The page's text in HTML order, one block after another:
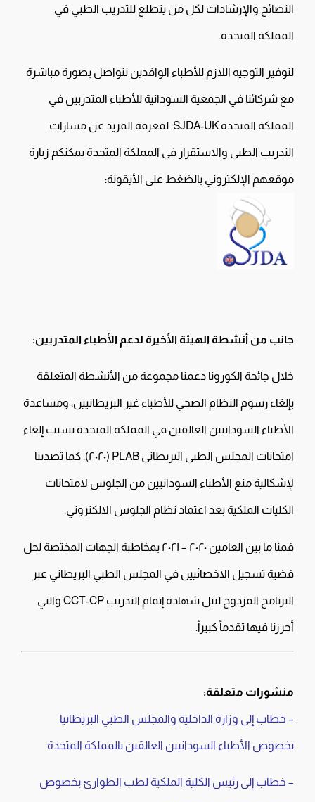
النصائح والإرشادات لكل من يتطلع للتدريب الطبي في
المملكة المتحدة.
لتوفير التوجيه اللازم للأطباء الوافدين نتواصل بصورة مباشرة
مع شركائنا في الجمعية السودانية للأطباء المتدربين في
المملكة المتحدة SJDA-UK. لمعرفة المزيد عن مسارات
التدريب الطبي والاستقرار في المملكة المتحدة يمكنكم زيارة
موقعهم الإلكتروني بالضغط على الأيقونة:
جانب من أنشطة الهيئة الأخيرة لدعم الأطباء المتدربين:
خلال جائحة الكورونا دعمنا مجموعة من الأنشطة المتعلقة
بإلغاء رسوم النظام الصحي للأطباء غير البريطانيين، ومساعدة
الأطباء السودانيين العالقين في المملكة المتحدة بسبب إلغاء
امتحانات المجلس الطبي البريطاني PLAB (٢٠٢٠). كما تصدينا
لإشكالية منع الأطباء السودانيين من الجلوس لامتحانات
الكليات الملكية بعد اعتماد نظام الجلوس الالكتروني.
قمنا ما بين العامين ٢٠٢٠ – ٢٠٢١ بمخاطبة الجهات المختصة لحل
قضية تسجيل الاخصائيين في المجلس الطبي البريطاني عبر
البرنامج المزدوج لنيل شهادة إتمام التدريب CCT-CP والتي
أحرزنا فيها تقدماً كبيراً.
منشورات متعلقة:
– خطاب إلى وزارة الداخلية والمجلس الطبي البريطانيا
بخصوص الأطباء السودانيين العالقين بالمملكة المتحدة
– خطاب إلى رئيس الكلية الملكية لطب الطوارئ بخصوص